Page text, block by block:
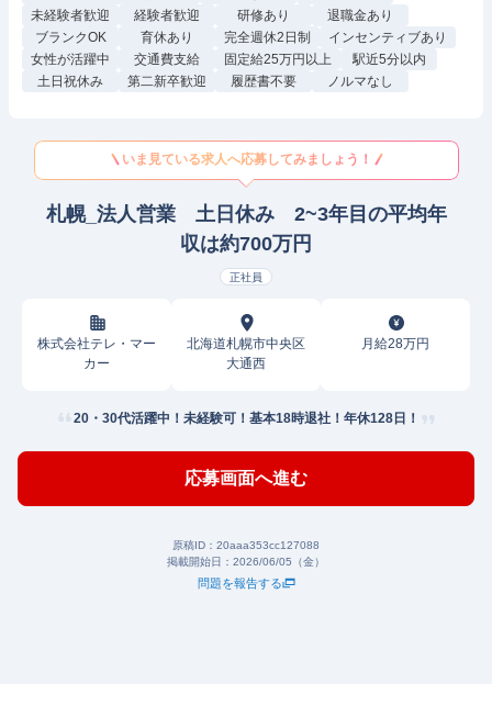
未経験者歓迎
経験者歓迎 研修あり
退職金あり
ブランクOK
育休あり 完全週休2日制
インセンティブあり
女性が活躍中
交通費支給 固定給25万円以上
駅近5分以内
土日祝休み
第二新卒歓迎 履歴書不要 ノルマなし
いま見ている求人へ応募してみましょう！
札幌_法人営業 土日休み 2~3年目の平均年
収は約700万円
正社員
株式会社テレ・マー
カー
北海道札幌市中央区
大通西
月給28万円
20・30代活躍中！未経験可！基本18時退社！年休128日！
応募画面へ進む
原稿ID： 20aaa353cc127088
掲載開始日： 2026/06/05（金）
問題を報告する